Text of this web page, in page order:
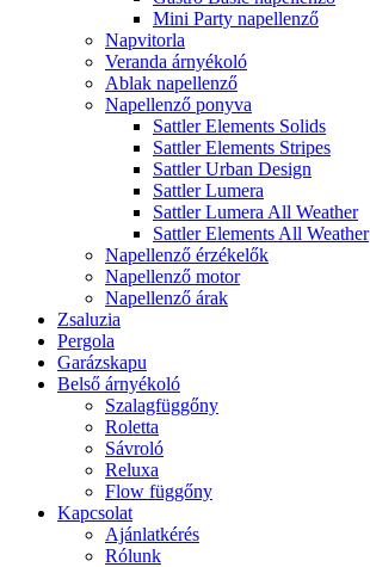
Mini Party napellenző
Napvitorla
Veranda árnyékoló
Ablak napellenző
Napellenző ponyva
Sattler Elements Solids
Sattler Elements Stripes
Sattler Urban Design
Sattler Lumera
Sattler Lumera All Weather
Sattler Elements All Weather
Napellenző érzékelők
Napellenző motor
Napellenző árak
Zsaluzia
Pergola
Garázskapu
Belső árnyékoló
Szalagfüggőny
Roletta
Sávroló
Reluxa
Flow függőny
Kapcsolat
Ajánlatkérés
Rólunk